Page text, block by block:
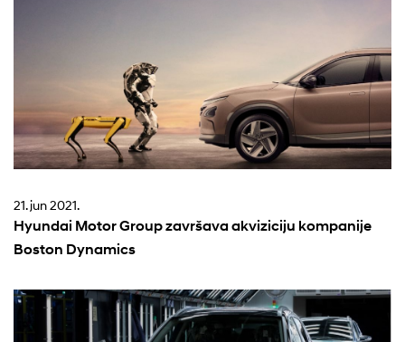
21. jun 2021.
Hyundai Motor Group završava akviziciju kompanije
Boston Dynamics